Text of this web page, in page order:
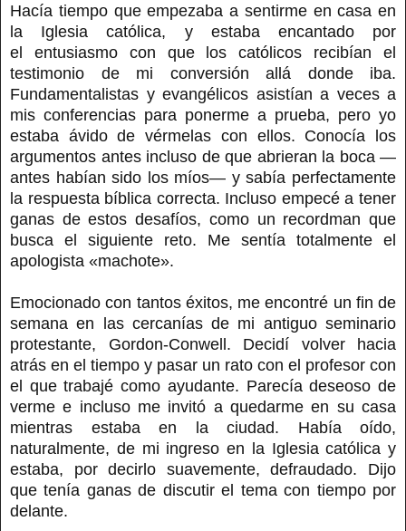
Hacía tiempo que empezaba a sentirme en casa en
la Iglesia católica, y estaba encantado por
el entusiasmo con que los católicos recibían el
testimonio de mi conversión allá donde iba.
Fundamentalistas y evangélicos asistían a veces a
mis conferencias para ponerme a prueba, pero yo
estaba ávido de vérmelas con ellos. Conocía los
argumentos antes incluso de que abrieran la boca —
antes habían sido los míos— y sabía perfectamente
la respuesta bíblica correcta. Incluso empecé a tener
ganas de estos desafíos, como un recordman que
busca el siguiente reto. Me sentía totalmente el
apologista «machote».
Emocionado con tantos éxitos, me encontré un fin de
semana en las cercanías de mi antiguo seminario
protestante, Gordon-Conwell. Decidí volver hacia
atrás en el tiempo y pasar un rato con el profesor con
el que trabajé como ayudante. Parecía deseoso de
verme e incluso me invitó a quedarme en su casa
mientras estaba en la ciudad. Había oído,
naturalmente, de mi ingreso en la Iglesia católica y
estaba, por decirlo suavemente, defraudado. Dijo
que tenía ganas de discutir el tema con tiempo por
delante.